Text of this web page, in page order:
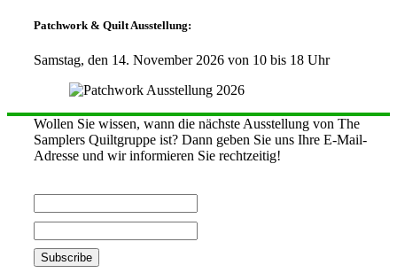
Patchwork & Quilt Ausstellung:
Samstag, den 14. November 2026 von 10 bis 18 Uhr
Wollen Sie wissen, wann die nächste Ausstellung von The
Samplers Quiltgruppe ist? Dann geben Sie uns Ihre E-Mail-
Adresse und wir informieren Sie rechtzeitig!